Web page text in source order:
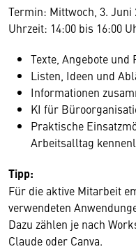
Termin: Mittwoch, 3. Juni
Uhrzeit: 14:00 bis 16:00
Texte, Angebote
Listen, Ideen und
Informationen
KI für
Praktische
Arbeitsalltag
Tipp:
Für die aktive Mitarbeit
verwendeten
Dazu zählen je nach
Claude oder Canva.